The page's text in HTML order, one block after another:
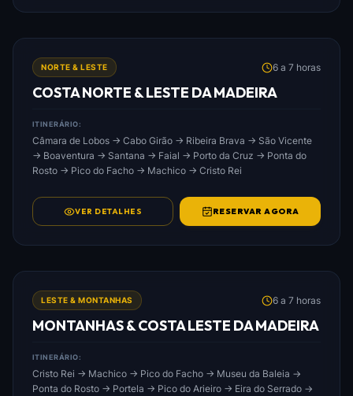
NORTE & LESTE
6 a 7 horas
COSTA NORTE & LESTE DA MADEIRA
ITINERÁRIO:
Câmara de Lobos → Cabo Girão → Ribeira Brava → São Vicente
→ Boaventura → Santana → Faial → Porto da Cruz → Ponta do
Rosto → Pico do Facho → Machico → Cristo Rei
VER DETALHES RESERVAR AGORA
LESTE & MONTANHAS
6 a 7 horas
MONTANHAS & COSTA LESTE DA MADEIRA
ITINERÁRIO:
Cristo Rei → Machico → Pico do Facho → Museu da Baleia →
Ponta do Rosto → Portela → Pico do Arieiro → Eira do Serrado →